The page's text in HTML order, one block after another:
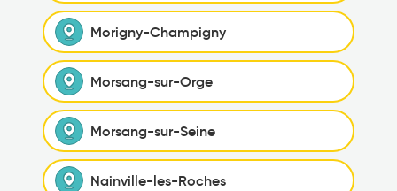
Morigny-Champigny
Morsang-sur-Orge
Morsang-sur-Seine
Nainville-les-Roches